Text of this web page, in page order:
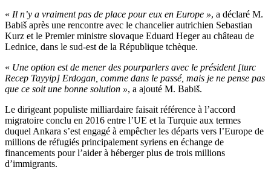
« Il n’y a vraiment pas de place pour eux en Europe », a déclaré M.
Babiš après une rencontre avec le chancelier autrichien Sebastian
Kurz et le Premier ministre slovaque Eduard Heger au château de
Lednice, dans le sud-est de la République tchèque.
« Une option est de mener des pourparlers avec le président [turc
Recep Tayyip] Erdogan, comme dans le passé, mais je ne pense pas
que ce soit une bonne solution », a ajouté M. Babiš.
Le dirigeant populiste milliardaire faisait référence à l’accord
migratoire conclu en 2016 entre l’UE et la Turquie aux termes
duquel Ankara s’est engagé à empêcher les départs vers l’Europe de
millions de réfugiés principalement syriens en échange de
financements pour l’aider à héberger plus de trois millions
d’immigrants.